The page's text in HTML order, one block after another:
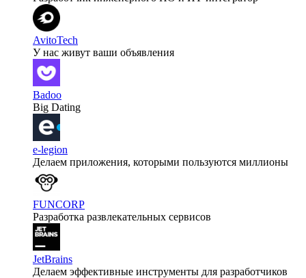
AvitoTech
У нас живут ваши объявления
Badoo
Big Dating
e-legion
Делаем приложения, которыми пользуются миллионы
FUNCORP
Разработка развлекательных сервисов
JetBrains
Делаем эффективные инструменты для разработчиков